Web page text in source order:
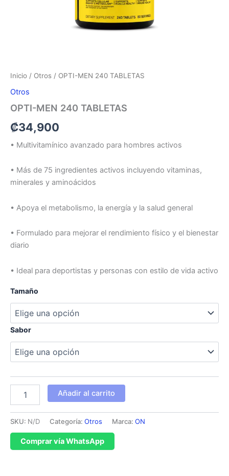
Inicio / Otros / OPTI-MEN 240 TABLETAS
Otros
OPTI-MEN 240 TABLETAS
₡34,900
• Multivitamínico avanzado para hombres activos
• Más de 75 ingredientes activos incluyendo vitaminas,
minerales y aminoácidos
• Apoya el metabolismo, la energía y la salud general
• Formulado para mejorar el rendimiento físico y el bienestar
diario
• Ideal para deportistas y personas con estilo de vida activo
Tamaño
Sabor
Añadir al carrito
SKU: N/D Categoría: Otros Marca: ON
Comprar vía WhatsApp